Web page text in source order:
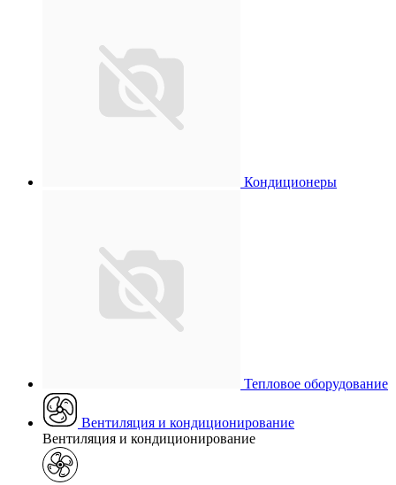
Кондиционеры
Тепловое оборудование
Вентиляция и кондиционирование
Вентиляция и кондиционирование